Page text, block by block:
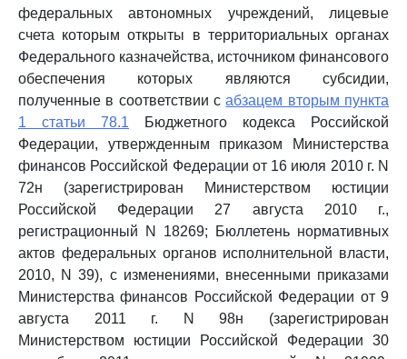
федеральных автономных учреждений, лицевые
счета которым открыты в территориальных органах
Федерального казначейства, источником финансового
обеспечения которых являются субсидии,
полученные в соответствии сабзацем вторым пункта
1 статьи 78.1 Бюджетного кодекса Российской
Федерации, утвержденным приказом Министерства
финансов Российской Федерации от 16 июля 2010 г. N
72н (зарегистрирован Министерством юстиции
Российской Федерации 27 августа 2010 г.,
регистрационный N 18269; Бюллетень нормативных
актов федеральных органов исполнительной власти,
2010, N 39), с изменениями, внесенными приказами
Министерства финансов Российской Федерации от 9
августа 2011 г. N 98н (зарегистрирован
Министерством юстиции Российской Федерации 30